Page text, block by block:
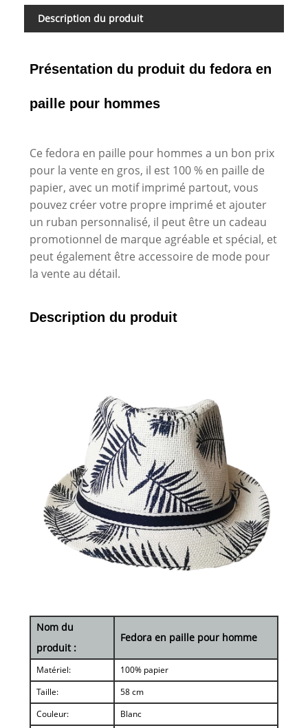
Description du produit
Présentation du produit du fedora en
paille pour hommes
Ce fedora en paille pour hommes a un bon prix
pour la vente en gros, il est 100 % en paille de
papier, avec un motif imprimé partout, vous
pouvez créer votre propre imprimé et ajouter
un ruban personnalisé, il peut être un cadeau
promotionnel de marque agréable et spécial, et
peut également être accessoire de mode pour
la vente au détail.
Description du produit
Nom du
produit :
Fedora en paille pour homme
Matériel:
100% papier
Taille:
58 cm
Couleur:
Blanc